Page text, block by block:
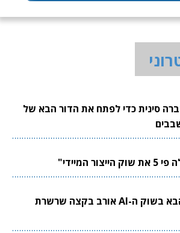
סינית כדי לפתח את הדור הבא של
המיידי"
צוואר הבקבוק הבא בשוק ה-AI אורב בקצה שרשרת